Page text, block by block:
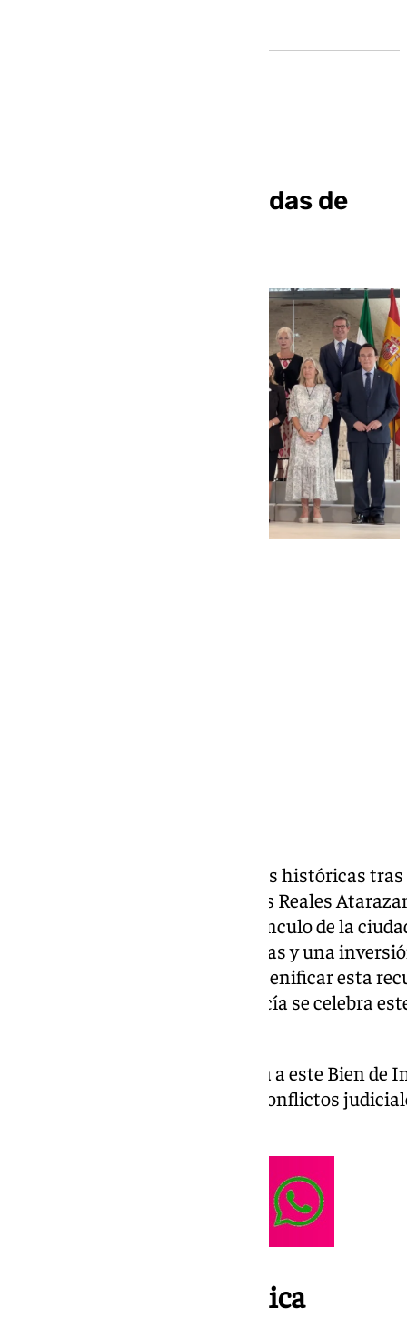
Atarazanas tras décadas de
Sevilla recupera una de sus joyas históricas
antiguo astillero medieval de las Reales
los principales referentes del vínculo de la
restaurado tras 31 meses de obras y una
cargo de Grupo Avintia. Para escenificar esta
Gobierno de la Junta de Andalucía se celebra
La intervención devuelve la vida a este Bien de
un largo proceso marcado por conflictos
Una joya arquitectónica